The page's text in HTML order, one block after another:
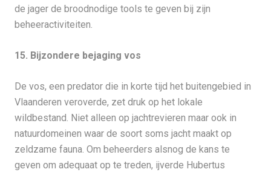
de jager de broodnodige tools te geven bij zijn
beheeractiviteiten.
15. Bijzondere bejaging vos
De vos, een predator die in korte tijd het buitengebied in
Vlaanderen veroverde, zet druk op het lokale
wildbestand. Niet alleen op jachtrevieren maar ook in
natuurdomeinen waar de soort soms jacht maakt op
zeldzame fauna. Om beheerders alsnog de kans te
geven om adequaat op te treden, ijverde Hubertus